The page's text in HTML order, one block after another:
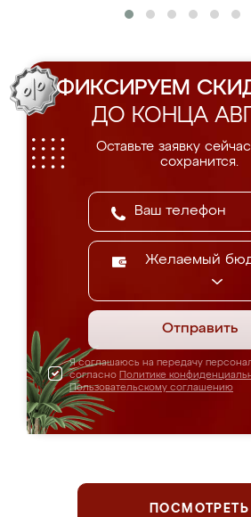
ФИКСИРУЕМ
ДО КОНЦА
Оставьте заявку
сохранится.
Желаемый
Отправить
Я соглашаюсь на передачу
согласно Политике
Пользовательскому соглашению
ПОСМОТРЕТЬ